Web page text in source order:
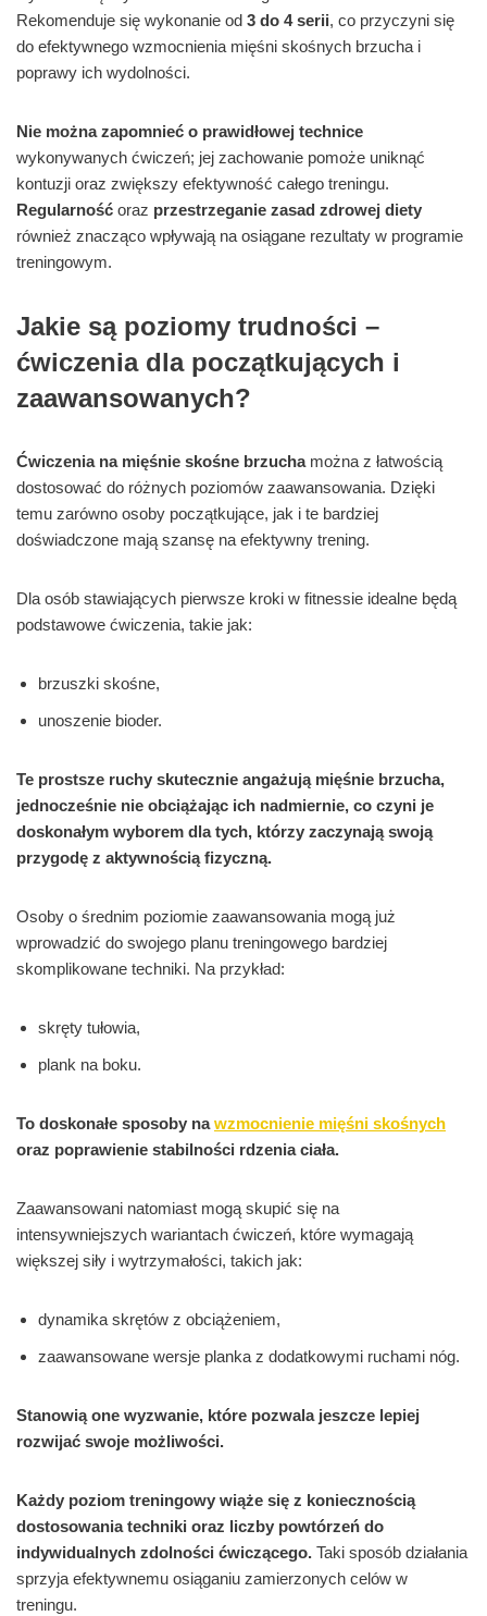
Rekomenduje się wykonanie od 3 do 4 serii, co przyczyni się
do efektywnego wzmocnienia mięśni skośnych brzucha i
poprawy ich wydolności.
Nie można zapomnieć o prawidłowej technice
wykonywanych ćwiczeń; jej zachowanie pomoże uniknąć
kontuzji oraz zwiększy efektywność całego treningu.
Regularność oraz przestrzeganie zasad zdrowej diety
również znacząco wpływają na osiągane rezultaty w programie
treningowym.
Jakie są poziomy trudności –
ćwiczenia dla początkujących i
zaawansowanych?
Ćwiczenia na mięśnie skośne brzuchamożna z łatwością
dostosować do różnych poziomów zaawansowania. Dzięki
temu zarówno osoby początkujące, jak i te bardziej
doświadczone mają szansę na efektywny trening.
Dla osób stawiających pierwsze kroki w fitnessie idealne będą
podstawowe ćwiczenia, takie jak:
brzuszki skośne,
unoszenie bioder.
Te prostsze ruchy skutecznie angażują mięśnie brzucha,
jednocześnie nie obciążając ich nadmiernie, co czyni je
doskonałym wyborem dla tych, którzy zaczynają swoją
przygodę z aktywnością fizyczną.
Osoby o średnim poziomie zaawansowania mogą już
wprowadzić do swojego planu treningowego bardziej
skomplikowane techniki. Na przykład:
skręty tułowia,
plank na boku.
To doskonałe sposoby nawzmocnienie mięśni skośnych
oraz poprawienie stabilności rdzenia ciała.
Zaawansowani natomiast mogą skupić się na
intensywniejszych wariantach ćwiczeń, które wymagają
większej siły i wytrzymałości, takich jak:
dynamika skrętów z obciążeniem,
zaawansowane wersje planka z dodatkowymi ruchami nóg.
Stanowią one wyzwanie, które pozwala jeszcze lepiej
rozwijać swoje możliwości.
Każdy poziom treningowy wiąże się z koniecznością
dostosowania techniki oraz liczby powtórzeń do
indywidualnych zdolności ćwiczącego. Taki sposób działania
sprzyja efektywnemu osiąganiu zamierzonych celów w
treningu.